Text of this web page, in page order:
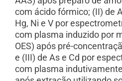
com ácido fórmico; (II) de
Hg, Ni e V por
com plasma induzido por
OES) após pré-
e (III) de As e Cd por
com plasma